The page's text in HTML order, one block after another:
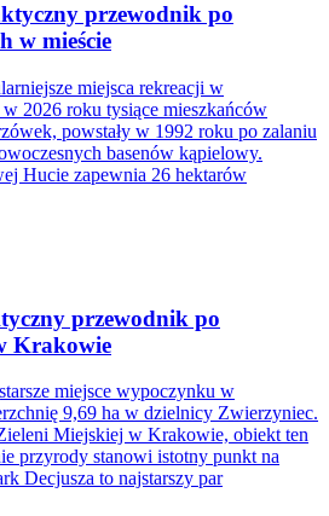
przewodnik po
w mieście
miejsca rekreacji w
w 2026 roku tysiące mieszkańców
powstały w 1992 roku po zalaniu
basenów kąpielowy.
Hucie zapewnia 26 hektarów
przewodnik po
Krakowie
miejsce wypoczynku w
9,69 ha w dzielnicy Zwierzyniec.
Miejskiej w Krakowie, obiekt ten
przyrody stanowi istotny punkt na
Decjusza to najstarszy par